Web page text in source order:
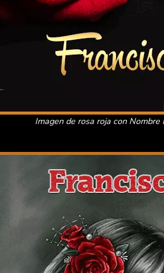
Imagen de rosa roja con Nombre